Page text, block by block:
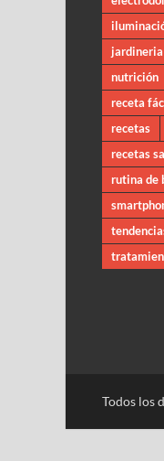
jardineria
nutrición
receta
recetas
recetas
rutina de
Todos los